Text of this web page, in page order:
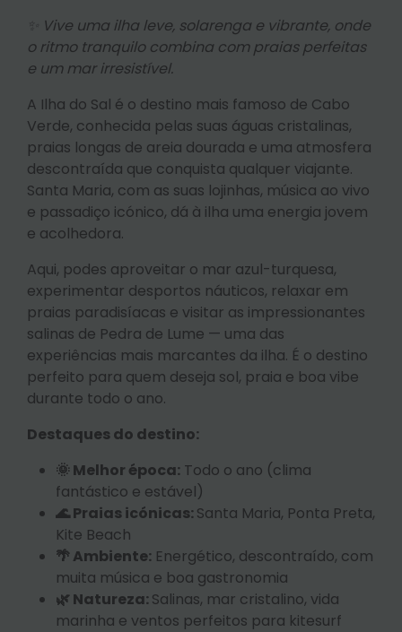
✨ Vive uma ilha leve, solarenga e vibrante, onde
o ritmo tranquilo combina com praias perfeitas
e um mar irresistível.
A Ilha do Sal é o destino mais famoso de Cabo
Verde, conhecida pelas suas águas cristalinas,
praias longas de areia dourada e uma atmosfera
descontraída que conquista qualquer viajante.
Santa Maria, com as suas lojinhas, música ao vivo
e passadiço icónico, dá à ilha uma energia jovem
e acolhedora.
Aqui, podes aproveitar o mar azul-turquesa,
experimentar desportos náuticos, relaxar em
praias paradisíacas e visitar as impressionantes
salinas de Pedra de Lume — uma das
experiências mais marcantes da ilha. É o destino
perfeito para quem deseja sol, praia e boa vibe
durante todo o ano.
Destaques do destino:
🌞 Melhor época: Todo o ano (clima
fantástico e estável)
🌊 Praias icónicas:Santa Maria, Ponta Preta,
Kite Beach
🌴 Ambiente: Energético, descontraído, com
muita música e boa gastronomia
🌿 Natureza:Salinas, mar cristalino, vida
marinha e ventos perfeitos para kitesurf